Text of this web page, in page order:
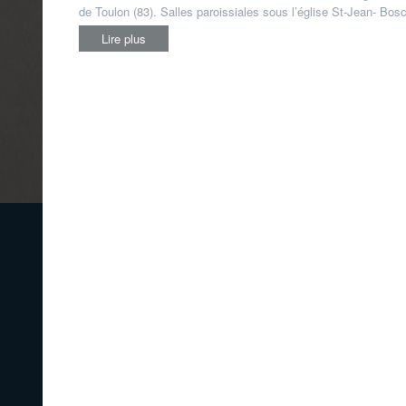
de Toulon (83). Salles paroissiales sous l’église St-Jean-
Lire plus